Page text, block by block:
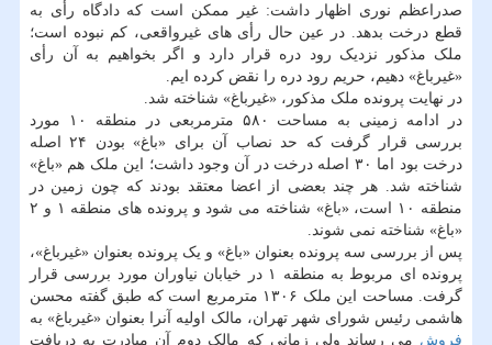
صدراعظم نوری اظهار داشت: غیر ممکن است که دادگاه رأی به
قطع درخت بدهد. در عین حال رأی های غیرواقعی، کم نبوده است؛
ملک مذکور نزدیک رود دره قرار دارد و اگر بخواهیم به آن رأی
«غیرباغ» دهیم، حریم رود دره را نقض کرده ایم.
در نهایت پرونده ملک مذکور، «غیرباغ» شناخته شد.
در ادامه زمینی به مساحت ۵۸۰ مترمربعی در منطقه ۱۰ مورد
بررسی قرار گرفت که حد نصاب آن برای «باغ» بودن ۲۴ اصله
درخت بود اما ۳۰ اصله درخت در آن وجود داشت؛ این ملک هم «باغ»
شناخته شد. هر چند بعضی از اعضا معتقد بودند که چون زمین در
منطقه ۱۰ است، «باغ» شناخته می شود و پرونده های منطقه ۱ و ۲
«باغ» شناخته نمی شوند.
پس از بررسی سه پرونده بعنوان «باغ» و یک پرونده بعنوان «غیرباغ»،
پرونده ای مربوط به منطقه ۱ در خیابان نیاوران مورد بررسی قرار
گرفت. مساحت این ملک ۱۳۰۶ مترمربع است که طبق گفته محسن
هاشمی رئیس شورای شهر تهران، مالک اولیه آنرا بعنوان «غیرباغ» به
فروش می رساند ولی زمانی که مالک دوم آن مبادرت به دریافت